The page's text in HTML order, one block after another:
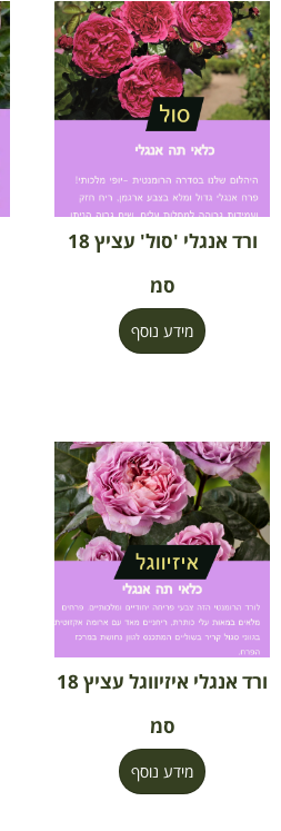
ורד אנגלי 'סול' עציץ 18
סמ
מידע נוסף
ורד אנגלי איזיווגל עציץ 18
סמ
מידע נוסף